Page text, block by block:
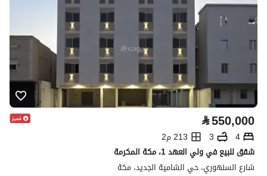
⃁550,000
4
3
213 م2
شقق للبيع في ولي العهد 1، مكة المكرمة
شارع السنهوري، حي الشامية الجديد، مكة